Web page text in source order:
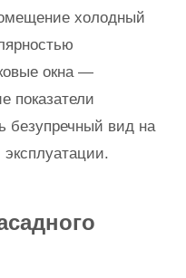
холодный
окна —
показатели
безупречный вид на